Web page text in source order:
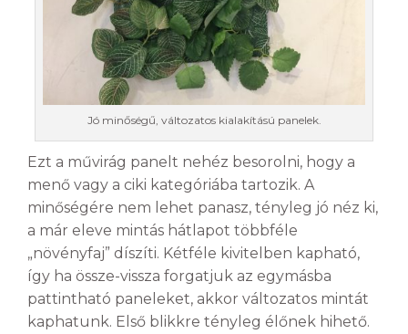
Jó minőségű, változatos kialakítású panelek.
Ezt a művirág panelt nehéz besorolni, hogy a
menő vagy a ciki kategóriába tartozik. A
minőségére nem lehet panasz, tényleg jó néz ki,
a már eleve mintás hátlapot többféle
„növényfaj” díszíti. Kétféle kivitelben kapható,
így ha össze-vissza forgatjuk az egymásba
pattintható paneleket, akkor változatos mintát
kaphatunk. Első blikkre tényleg élőnek hihető.